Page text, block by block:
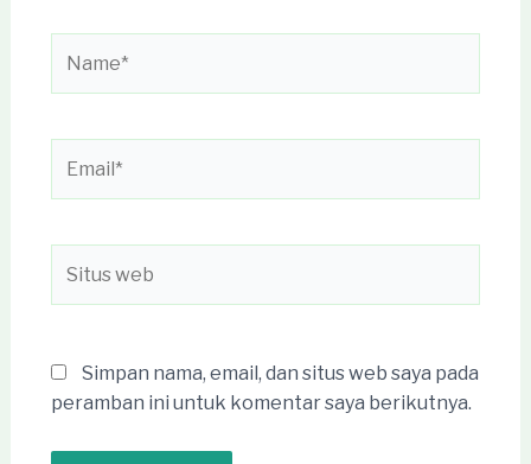
web
Simpan nama, email, dan situs web saya pada
peramban ini untuk komentar saya berikutnya.